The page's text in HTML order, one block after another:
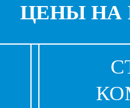
ЦЕНЫ НА